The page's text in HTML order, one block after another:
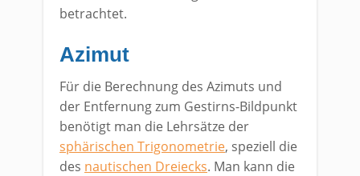
betrachtet.
Azimut
Für die Berechnung des Azimuts und
der Entfernung zum Gestirns-Bildpunkt
benötigt man die Lehrsätze der
sphärischen Trigonometrie, speziell die
des nautischen Dreiecks. Man kann die